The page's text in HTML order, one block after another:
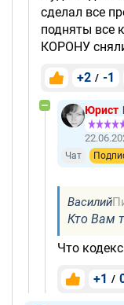
сделал все
подняты все
КОРОНУ
+2 / -1
Юрист
Чат
Василий
Кто Вам
Что
+1 /